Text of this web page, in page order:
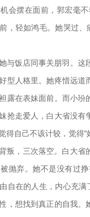
会摆在面前，郭宏毫
，轻如鸿毛。她哭过
与饭店同事关朋羽。
型人格里。她疼惜远
露在表妹面前。而小
抢走爱人，白大省没
得自己不该计较，觉得“
叛，三次落空。白大
抛弃。她不是没有过
自在的人生，内心充满
，想找到真正的自我。